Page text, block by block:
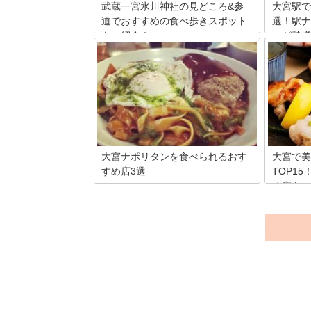
武蔵一宮氷川神社の見どころ&参
道でおすすめの食べ歩きスポット
をご紹介！
埼玉県さいたま市大宮区にある「武蔵一
宮氷川神社」。200社以上ある氷川神社
の総本社となるこちらの神社は、2000年
の歴史を持っています。また、大宮とい
う地名は『大いなる宮居』が由来となっ
ているんですよ。今回は武蔵一宮氷川神
社の見どころと、おすすめの食べ歩きス
ポットをご紹介します！
大宮駅
選！駅
ツが勢
大宮は、
る繁華街
や駅周辺
を取り扱
れから大
土産を購
の銘菓や
大宮ナポリタンを食べられるおす
すめ店3選
大宮で
TOP15
め店を
おすすめ
の焼き鳥